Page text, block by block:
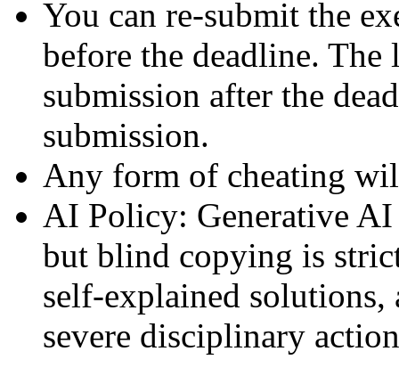
You can re-submit the
before the deadline.
submission after the
submission.
Any form of cheating
AI Policy: Generative
but blind copying is
self-explained
severe disciplinary